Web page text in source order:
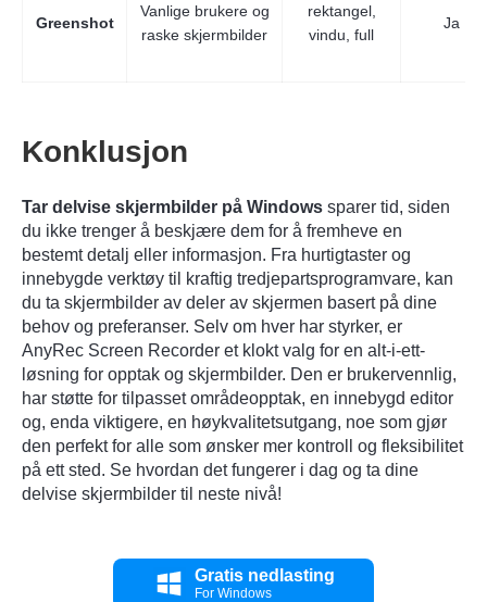
Trinn 3.
Greenshot
Vanlige brukere og
raske skjermbilder
rektangel,
vindu, full
Ja
Konklusjon
Tar delvise skjermbilder på Windows sparer tid, siden
du ikke trenger å beskjære dem for å fremheve en
bestemt detalj eller informasjon. Fra hurtigtaster og
innebygde verktøy til kraftig tredjepartsprogramvare, kan
du ta skjermbilder av deler av skjermen basert på dine
behov og preferanser. Selv om hver har styrker, er
AnyRec Screen Recorder et klokt valg for en alt-i-ett-
løsning for opptak og skjermbilder. Den er brukervennlig,
har støtte for tilpasset områdeopptak, en innebygd editor
og, enda viktigere, en høykvalitetsutgang, noe som gjør
den perfekt for alle som ønsker mer kontroll og fleksibilitet
på ett sted. Se hvordan det fungerer i dag og ta dine
delvise skjermbilder til neste nivå!
Gratis nedlasting
For Windows